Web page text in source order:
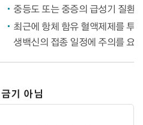
중등도 또는 중증의 급성기 질환
최근에 항체 함유 혈액제제를 투
생백신의 접종 일정에 주의를 요
기 아님